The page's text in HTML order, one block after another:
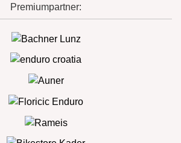
Premiumpartner: